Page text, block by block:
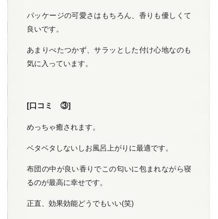
パッケージの可愛さはもちろん、香りも優しくて
良いです。
あまりべたつかず、サラッとした付け心地なのも
気に入っています。
[口コミ ③]
めっちゃ癒されます。
ベタベタしないしお風呂上がりに最適です。
布団の中が良い香りでこの匂いに包まれながら寝
るのが最高に幸せです。
正直、効果効能どうでもいい(笑)